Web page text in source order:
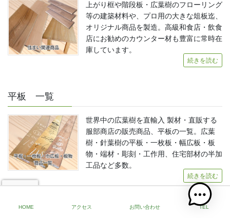
上がり框や階段板・広葉樹のフローリング
等の建築材料や、プロ用の大きな俎板迄、
オリジナル商品を製造。高級和食店・飲食
店にお勧めのカウンター材も豊富に常時在
庫しています。
続きを読む
平板 一覧
世界中の広葉樹を直輸入 製材・直販する
服部商店の販売商品、平板の一覧。広葉
樹・針葉樹の平板・一枚板・幅広板・板
物・端材・彫刻・工作用、住宅部材の半加
工品など多数。
続きを読む
角材 一覧
HOME アクセス お問い合わせ TEL